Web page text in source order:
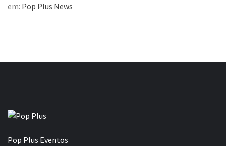
em: Pop Plus News
Pop Plus Eventos